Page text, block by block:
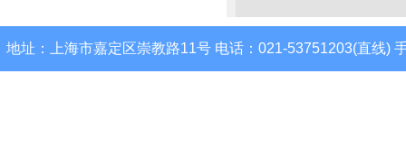
地址：上海市嘉定区崇教路11号 电话：021-53751203(直线)